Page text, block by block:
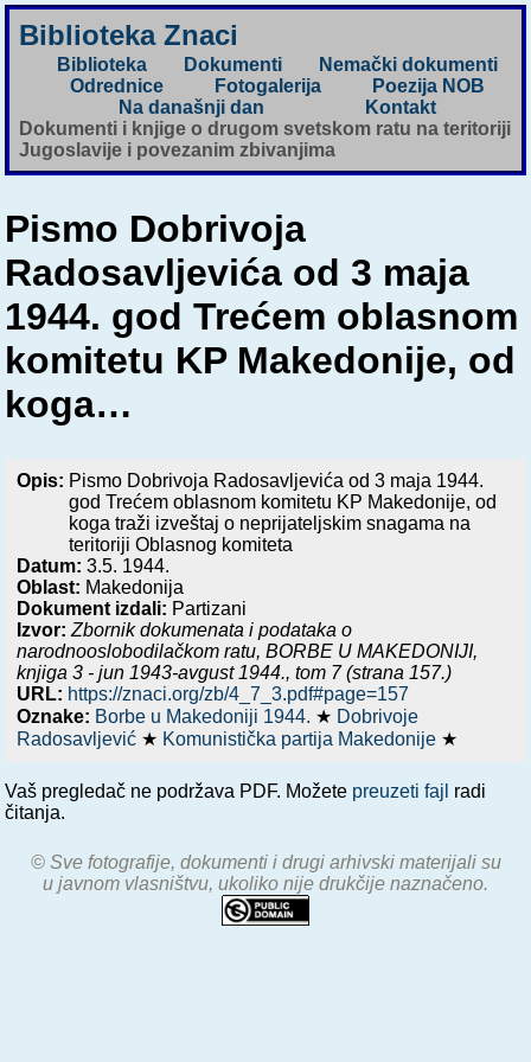
Biblioteka Znaci
Biblioteka Dokumenti
Nemački dokumenti
Odrednice
Fotogalerija
Poezija NOB
Na današnji dan
Kontakt
Dokumenti i knjige o drugom svetskom ratu na teritoriji
Jugoslavije i povezanim zbivanjima
Pismo Dobrivoja
Radosavljevića od 3 maja
1944. god Trećem oblasnom
komitetu KP Makedonije, od
koga…
Opis: Pismo Dobrivoja Radosavljevića od 3 maja 1944.
god Trećem oblasnom komitetu KP Makedonije, od
koga traži izveštaj o neprijateljskim snagama na
teritoriji Oblasnog komiteta
Datum:3.5. 1944.
Oblast: Makedonija
Dokument izdali: Partizani
Izvor: Zbornik dokumenata i podataka o
narodnooslobodilačkom ratu,BORBE U MAKEDONIJI,
knjiga 3 - jun 1943-avgust 1944., tom 7 (strana 157.)
URL: https://znaci.org/zb/4_7_3.pdf#page=157
Oznake: Borbe u Makedoniji 1944. ★ Dobrivoje
Radosavljević ★ Komunistička partija Makedonije ★
Vaš pregledač ne podržava PDF. Možete preuzeti fajl radi
čitanja.
© Sve fotografije, dokumenti i drugi arhivski materijali su
u javnom vlasništvu, ukoliko nije drukčije naznačeno.